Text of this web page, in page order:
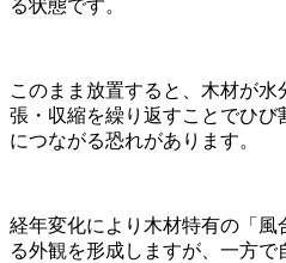
る状態です。
このまま放置すると、木材が
張・収縮を繰り返すことでひ
につながる恐れがあります。
経年変化により木材特有の「
る外観を形成しますが、一方